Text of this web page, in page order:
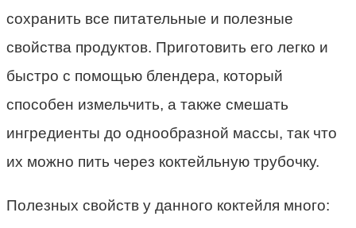
сохранить все питательные и полезные
свойства продуктов. Приготовить его легко и
быстро с помощью блендера, который
способен измельчить, а также смешать
ингредиенты до однообразной массы, так что
их можно пить через коктейльную трубочку.
Полезных свойств у данного коктейля много: